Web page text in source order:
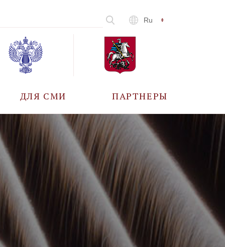
Ru
ДЛЯ СМИ
АККРЕДИТАЦИЯ
ПАРТНЕРЫ